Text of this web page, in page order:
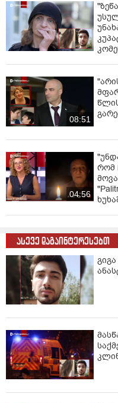
08:51
04:56
რომ
ასევე დაგაინტერესებთ